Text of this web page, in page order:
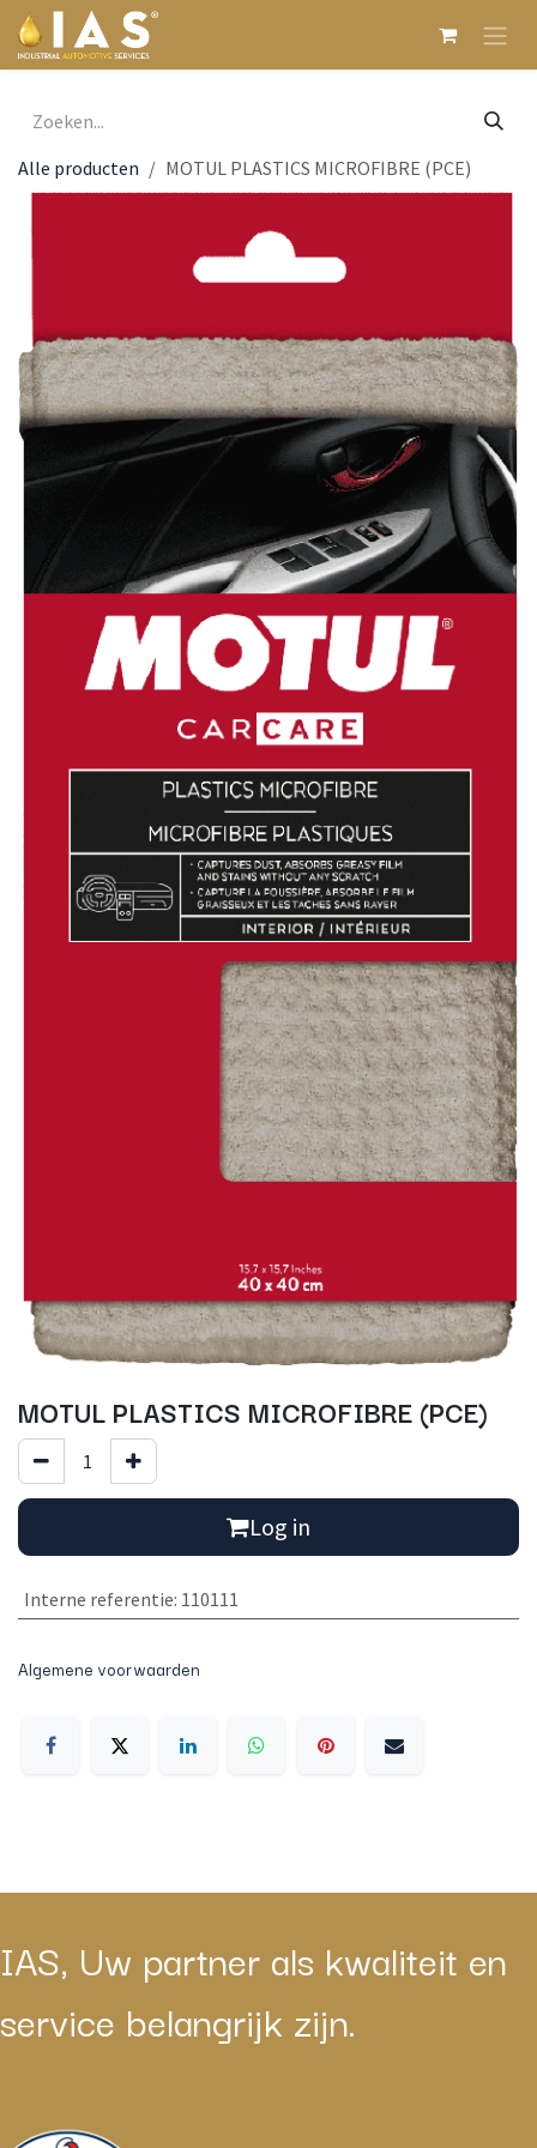
Overslaan naar inhoud
Alle producten MOTUL PLASTICS MICROFIBRE (PCE)
MOTUL PLASTICS MICROFIBRE (PCE)
Log in
Interne referentie: 110111
Algemene voorwaarden
IAS, Uw partner als kwaliteit en
service belangrijk zijn.